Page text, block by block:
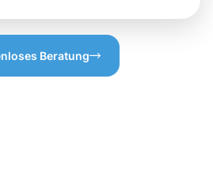
Beratung